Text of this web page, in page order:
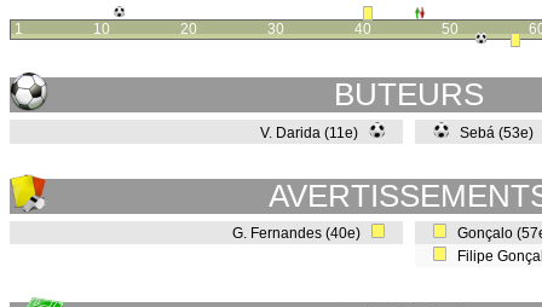
1 10 20 30 40 50
BUTEURS
V. Darida (11e) Sebá (53e)
G. Fernandes (40e)
Gonçalo
Filipe